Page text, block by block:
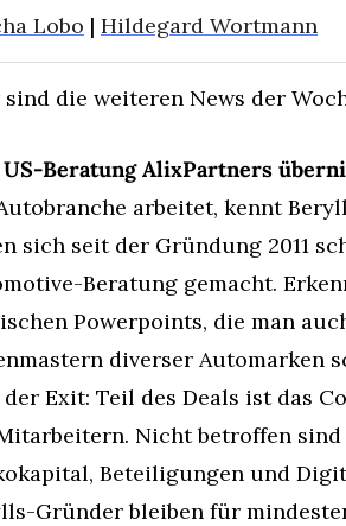
Lobo | Hildegard Wortmann
die weiteren News der
Beratung AlixPartners
arbeitet, kennt
sich seit der Gründung 2011
Beratung gemacht.
Powerpoints, die man
diverser Automarken
Exit: Teil des Deals ist das
Nicht betroffen sind
Beteiligungen und
Gründer bleiben für